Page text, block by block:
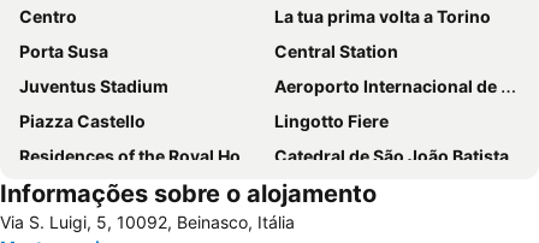
Centro
La tua prima volta a Torino
Porta Susa
Central Station
Juventus Stadium
Aeroporto Internacional de Turim
Piazza Castello
Lingotto Fiere
Residences of the Royal House of Savoy
Catedral de São João Batista
Santa Rita da Cascia
Pozzo Strada
Olimpico
Palacio Real
Informações sobre o alojamento
Via S. Luigi, 5, 10092, Beinasco, Itália